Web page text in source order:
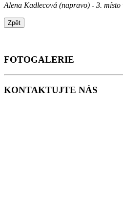
Alena Kadlecová (napravo) - 3.
FOTOGALERIE
KONTAKTUJTE NÁS